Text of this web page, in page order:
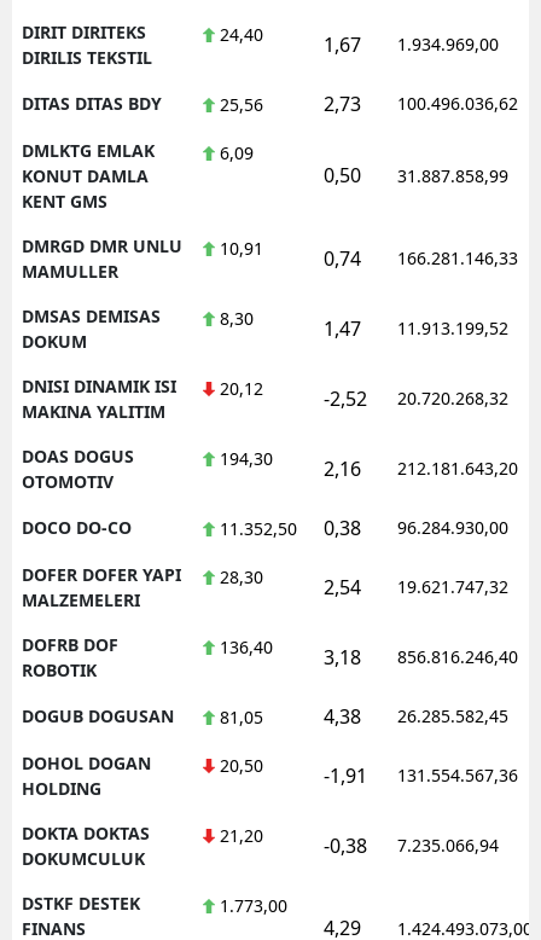
DIRIT DIRITEKS
DIRILIS TEKSTIL
24,40 1,67 1.934.969,00
DITAS DITAS BDY 25,56 2,73 100.496.036,62
DMLKTG EMLAK
KONUT DAMLA
KENT GMS
6,09
0,50 31.887.858,99
DMRGD DMR UNLU
MAMULLER
10,91 0,74 166.281.146,33
DMSAS DEMISAS
DOKUM
8,30 1,47 11.913.199,52
DNISI DINAMIK ISI
MAKINA YALITIM
20,12 -2,52 20.720.268,32
DOAS DOGUS
OTOMOTIV
194,30 2,16 212.181.643,20
DOCO DO-CO 11.352,50 0,38 96.284.930,00
DOFER DOFER YAPI
MALZEMELERI
28,30 2,54 19.621.747,32
DOFRB DOF
ROBOTIK
136,40 3,18 856.816.246,40
DOGUB DOGUSAN 81,05 4,38 26.285.582,45
DOHOL DOGAN
HOLDING
20,50 -1,91 131.554.567,36
DOKTA DOKTAS
DOKUMCULUK
21,20 -0,38 7.235.066,94
DSTKF DESTEK
FINANS
1.773,00
4,29 1.424.493.073,00